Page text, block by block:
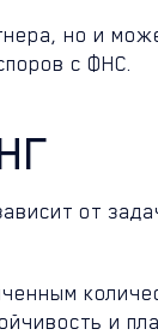
но и
с ФНС.
от
и